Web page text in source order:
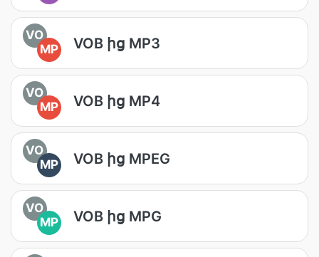
VO
MP
VOB ից MP3
VO
MP
VOB ից MP4
VO
MP
VOB ից MPEG
VO
MP
VOB ից MPG